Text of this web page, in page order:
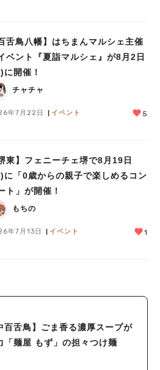
舌鳥八幡】はちまんマルシェ主催
ベント『夏詣マルシェ』が8月2日
に開催！
チャチャ
年7月22日 イベント 5
東】フェニーチェ堺で8月19日
に「0歳からの親子で楽しめるコン
ト」が開催！
もちの
年7月13日 イベント 1
百舌鳥】ごま香る濃厚スープが
「麺屋 もず」の担々つけ麺